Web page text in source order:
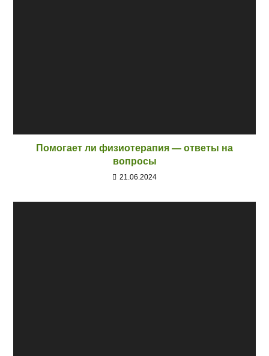
Помогает ли физиотерапия — ответы на
вопросы
21.06.2024